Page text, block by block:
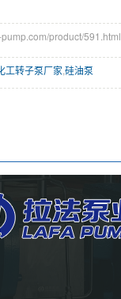
product/591.html
工转子泵厂家 硅油泵